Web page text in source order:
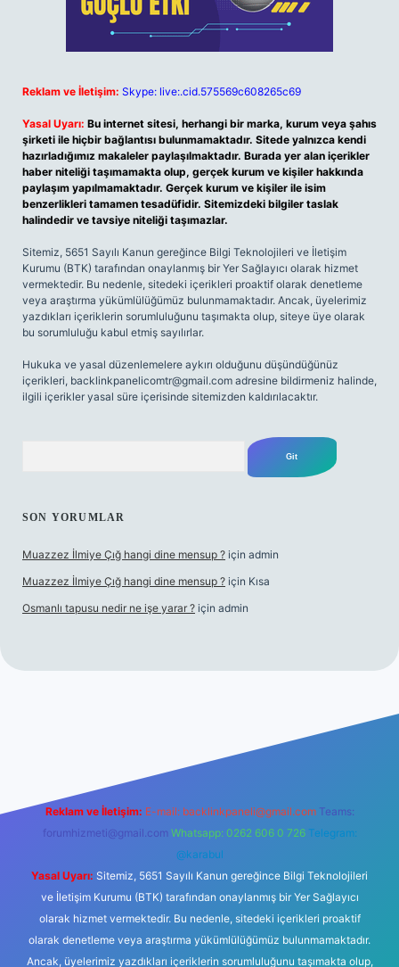
Reklam ve İletişim: Skype: live:.cid.575569c608265c69
Yasal Uyarı: Bu internet sitesi, herhangi bir marka, kurum veya şahıs
şirketi ile hiçbir bağlantısı bulunmamaktadır. Sitede yalnızca kendi
hazırladığımız makaleler paylaşılmaktadır. Burada yer alan içerikler
haber niteliği taşımamakta olup, gerçek kurum ve kişiler hakkında
paylaşım yapılmamaktadır. Gerçek kurum ve kişiler ile isim
benzerlikleri tamamen tesadüfidir. Sitemizdeki bilgiler taslak
halindedir ve tavsiye niteliği taşımazlar.
Sitemiz, 5651 Sayılı Kanun gereğince Bilgi Teknolojileri ve İletişim
Kurumu (BTK) tarafından onaylanmış bir Yer Sağlayıcı olarak hizmet
vermektedir. Bu nedenle, sitedeki içerikleri proaktif olarak denetleme
veya araştırma yükümlülüğümüz bulunmamaktadır. Ancak, üyelerimiz
yazdıkları içeriklerin sorumluluğunu taşımakta olup, siteye üye olarak
bu sorumluluğu kabul etmiş sayılırlar.
Hukuka ve yasal düzenlemelere aykırı olduğunu düşündüğünüz
içerikleri, backlinkpanelicomtr@gmail.com adresine bildirmeniz halinde,
ilgili içerikler yasal süre içerisinde sitemizden kaldırılacaktır.
SON YORUMLAR
Muazzez İlmiye Çığ hangi dine mensup ? için admin
Muazzez İlmiye Çığ hangi dine mensup ? için Kısa
Osmanlı tapusu nedir ne işe yarar ? için admin
m elexbet
Reklam ve İletişim: E-mail: backlinkpaneli@gmail.com Teams:
forumhizmeti@gmail.com Whatsapp: 0262 606 0 726 Telegram:
@karabul
Yasal Uyarı: Sitemiz, 5651 Sayılı Kanun gereğince Bilgi Teknolojileri
ve İletişim Kurumu (BTK) tarafından onaylanmış bir Yer Sağlayıcı
olarak hizmet vermektedir. Bu nedenle, sitedeki içerikleri proaktif
olarak denetleme veya araştırma yükümlülüğümüz bulunmamaktadır.
Ancak, üyelerimiz yazdıkları içeriklerin sorumluluğunu taşımakta olup,